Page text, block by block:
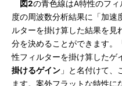
図2の青色線はA特性のフ
度の周波数分析結果に「加
ルターを掛け算した結果を見
分を決めることができます
性フィルターを掛け算したゲ
掛けるゲイン 」と名付けて、
ます。案外フラットな特性に